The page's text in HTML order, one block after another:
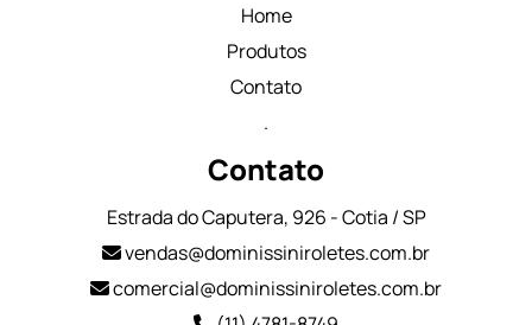
Home
Produtos
Contato
.
Contato
Estrada do Caputera, 926 - Cotia / SP
vendas@dominissiniroletes.com.br
comercial@dominissiniroletes.com.br